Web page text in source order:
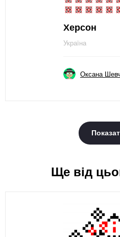
Херсон
Україна
Оксана
Ще від